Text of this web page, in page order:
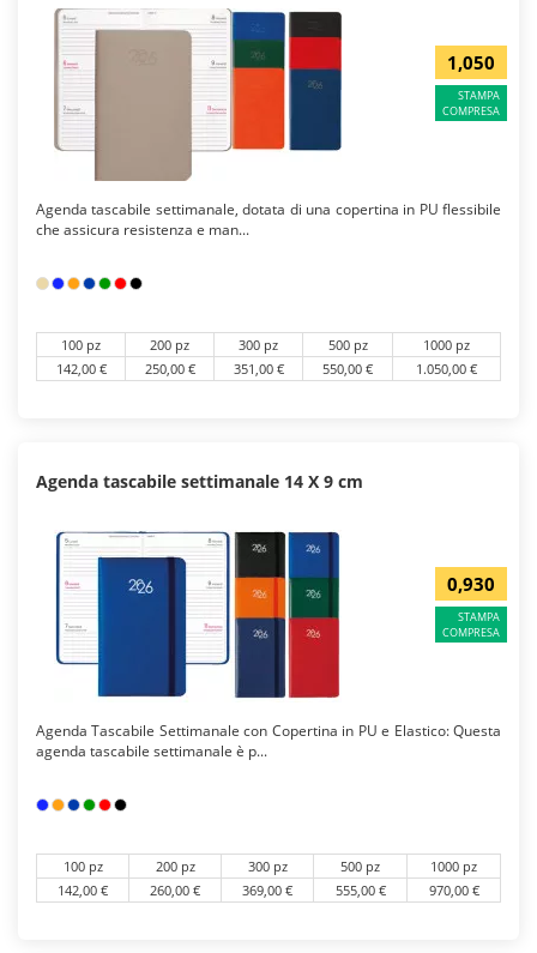
1,050
STAMPA
COMPRESA
Agenda tascabile settimanale, dotata di una copertina in PU flessibile
che assicura resistenza e man...
100 pz 200 pz 300 pz 500 pz
1000 pz
142,00 €
250,00 € 351,00 € 550,00 € 1.050,00 €
Agenda tascabile settimanale 14 X 9 cm
0,930
STAMPA
COMPRESA
Agenda Tascabile Settimanale con Copertina in PU e Elastico: Questa
agenda tascabile settimanale è p...
100 pz 200 pz 300 pz 500 pz
1000 pz
142,00 €
260,00 € 369,00 € 555,00 € 970,00 €